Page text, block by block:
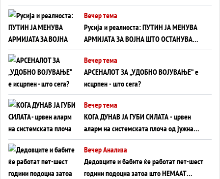
тајните на политиката на балансирање
на Вучиќ
Вечер тема
Русија и реалноста: ПУТИН ЈА МЕНУВА
АРМИЈАТА ЗА ВОЈНА ШТО ОСТАНУВА
БЕЗ ФРОНТ
Вечер тема
АРСЕНАЛОТ ЗА „УДОБНО ВОЈУВАЊЕ“ е
исцрпен - што сега?
Вечер тема
КОГА ДУНАВ ЈА ГУБИ СИЛАТА - црвен
аларм на системската плоча од јужна
Германија до Црното Море...
Вечер Анализа
Дедовците и бабите ќе работат пет-шест
години подоцна затоа што НЕМААТ